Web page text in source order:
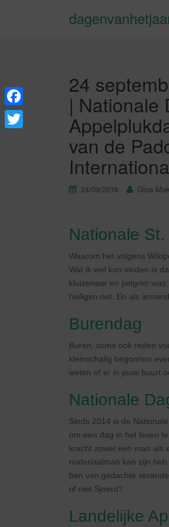
24
| Nationale
van de
24/09/2016 Gina
Nationale
Waarom het volgens
Wat ik wel kon vinden is
kluizenaar en pelgrim
heiligen.net. En als
Burendag
Buren, soms ook reden
kleinschalig begonnen
weten of er in jouw buurt
Nationale
Sinds 2014 is de
om een dag in het leven
kracht zowel een man als
materiaalman kan zijn
ben van gedachte
of niet Sjoerd?
Landelijke
F